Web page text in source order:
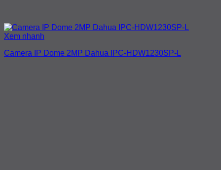
Xem nhanh
Camera IP Dome 2MP Dahua IPC-HDW1230SP-L